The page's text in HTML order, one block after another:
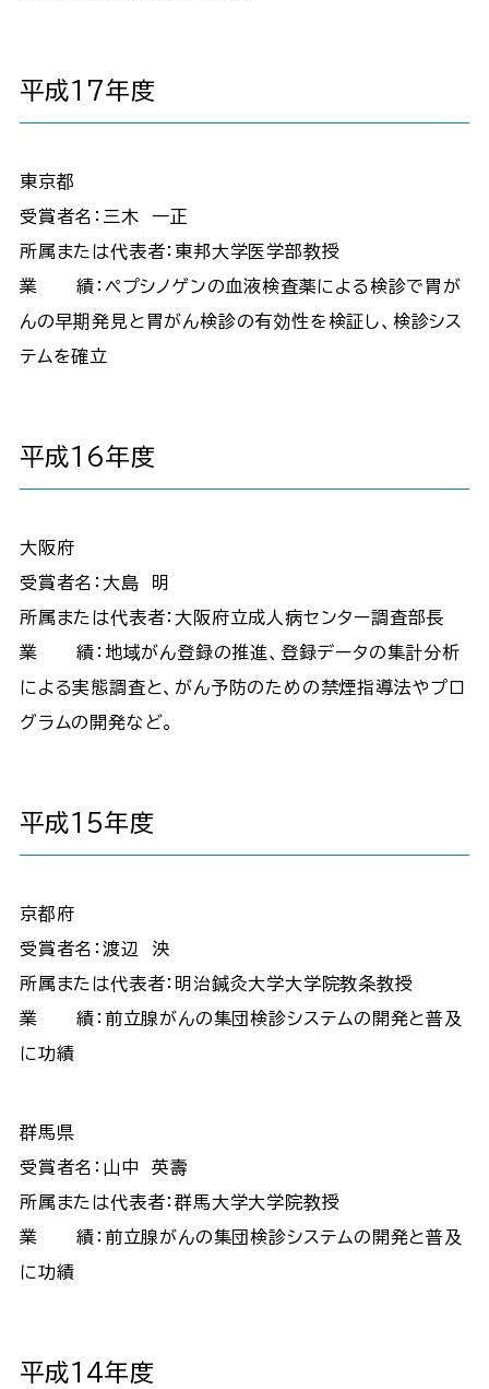
平成17年度
東京都
受賞者名：三木 一正
所属または代表者：東邦大学医学部教授
業 績：ペプシノゲンの血液検査薬による検診で胃が
んの早期発見と胃がん検診の有効性を検証し、検診シス
テムを確立
平成16年度
大阪府
受賞者名：大島 明
所属または代表者：大阪府立成人病センター調査部長
業 績：地域がん登録の推進、登録データの集計分析
による実態調査と、がん予防のための禁煙指導法やプロ
グラムの開発など。
平成15年度
京都府
受賞者名：渡辺 泱
所属または代表者：明治鍼灸大学大学院教条教授
業 績：前立腺がんの集団検診システムの開発と普及
に功績
群馬県
受賞者名：山中 英壽
所属または代表者：群馬大学大学院教授
業 績：前立腺がんの集団検診システムの開発と普及
に功績
平成14年度